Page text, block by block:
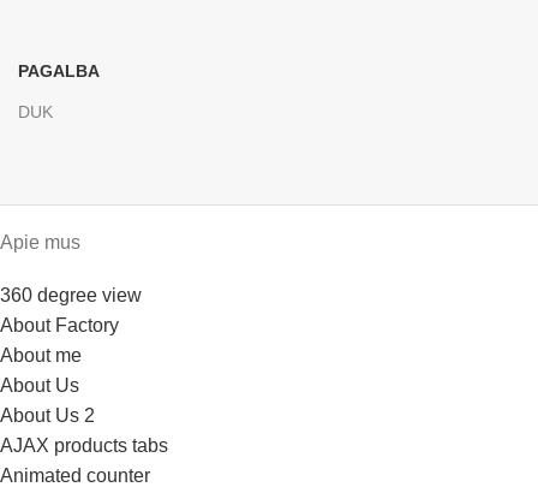
PAGALBA
DUK
Apie mus
360 degree view
About Factory
About me
About Us
About Us 2
AJAX products tabs
Animated counter